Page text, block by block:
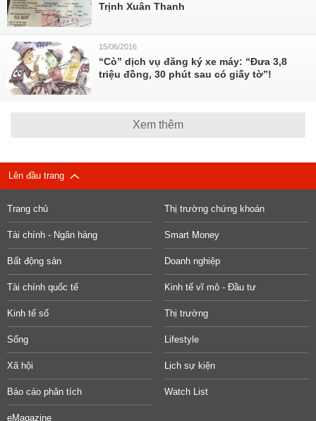
Trịnh Xuân Thanh
15/06/2016
“Cò” dịch vụ đăng ký xe máy: “Đưa 3,8
triệu đồng, 30 phút sau có giấy tờ”!
Xem thêm
Lên đầu trang
Trang chủ Thị trường chứng khoán
Tài chính - Ngân hàng Smart Money
Bất động sản Doanh nghiệp
Tài chính quốc tế Kinh tế vĩ mô - Đầu tư
Kinh tế số Thị trường
Sống Lifestyle
Xã hội Lịch sự kiện
Báo cáo phân tích Watch List
eMagazine